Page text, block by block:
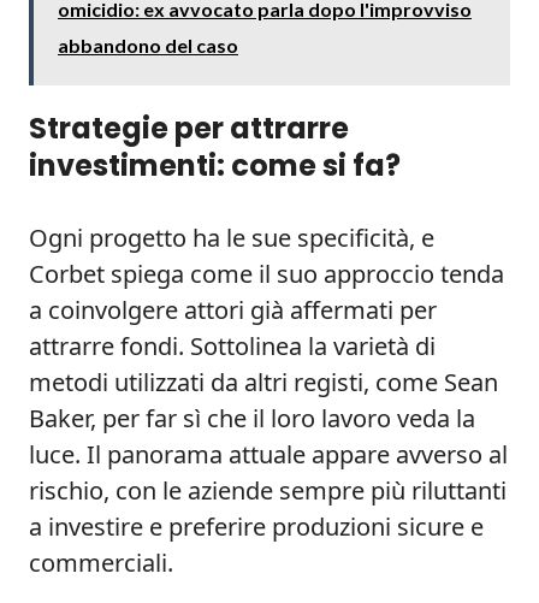
omicidio: ex avvocato parla dopo l'improvviso
abbandono del caso
Strategie per attrarre
investimenti: come si fa?
Ogni progetto ha le sue specificità, e
Corbet spiega come il suo approccio tenda
a coinvolgere attori già affermati per
attrarre fondi. Sottolinea la varietà di
metodi utilizzati da altri registi, come Sean
Baker, per far sì che il loro lavoro veda la
luce. Il panorama attuale appare avverso al
rischio, con le aziende sempre più riluttanti
a investire e preferire produzioni sicure e
commerciali.